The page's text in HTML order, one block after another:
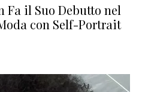
Fa il Suo Debutto nel
con Self-Portrait